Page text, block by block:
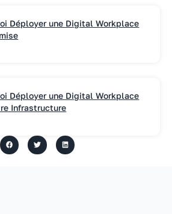
Déployer une Digital Workplace
Déployer une Digital Workplace
Infrastructure